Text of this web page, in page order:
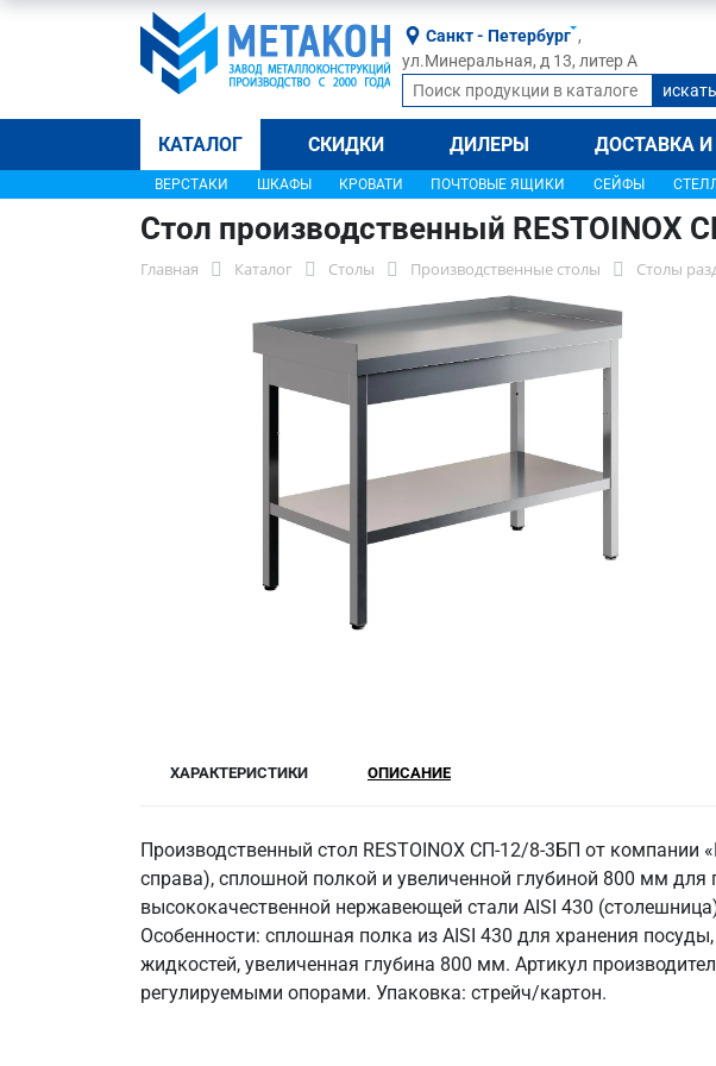
Санкт - Петербург ,
ул.Минеральная, д 13, литер А
КАТАЛОГ СКИДКИ ДИЛЕРЫ ДОСТАВКА
ВЕРСТАКИ ШКАФЫ КРОВАТИ ПОЧТОВЫЕ ЯЩИКИ СЕЙФЫ
Стол производственный RESTOINOX
Главная Каталог Столы Производственные столы Столы
ХАРАКТЕРИСТИКИ ОПИСАНИЕ
Производственный стол RESTOINOX СП-12/8-3БП от компании
справа), сплошной полкой и увеличенной глубиной 800 мм
высококачественной нержавеющей стали AISI 430
Особенности: сплошная полка из AISI 430 для хранения
жидкостей, увеличенная глубина 800 мм. Артикул
регулируемыми опорами. Упаковка: стрейч/картон.